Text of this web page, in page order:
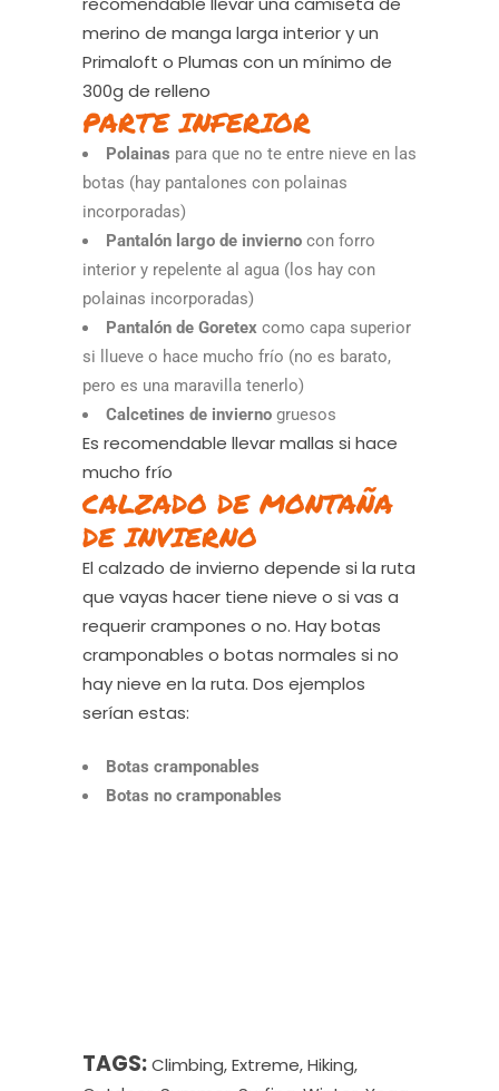
merino de manga larga interior y un
Primaloft o Plumas con un mínimo de
300g de relleno
PARTE INFERIOR
Polainas para que no te entre nieve en las
botas (hay pantalones con polainas
incorporadas)
Pantalón largo de invierno con forro
interior y repelente al agua (los hay con
polainas incorporadas)
Pantalón de Goretex como capa superior
si llueve o hace mucho frío (no es barato,
pero es una maravilla tenerlo)
Calcetines de invierno gruesos
Es recomendable llevar mallas si hace
mucho frío
CALZADO DE MONTAÑA
DE INVIERNO
El calzado de invierno depende si la ruta
que vayas hacer tiene nieve o si vas a
requerir crampones o no. Hay botas
cramponables o botas normales si no
hay nieve en la ruta. Dos ejemplos
serían estas:
Botas cramponables
Botas no cramponables
TAGS:Climbing,Extreme,Hiking,